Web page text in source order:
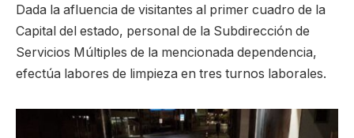
Dada la afluencia de visitantes al primer cuadro de la
Capital del estado, personal de la Subdirección de
Servicios Múltiples de la mencionada dependencia,
efectúa labores de limpieza en tres turnos laborales.